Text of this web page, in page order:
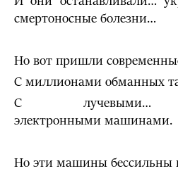
смертоносные болезни…
Но вот пришли
С миллионами обманных
С лучевыми…
электронными машинами.
Но эти машины бессильны